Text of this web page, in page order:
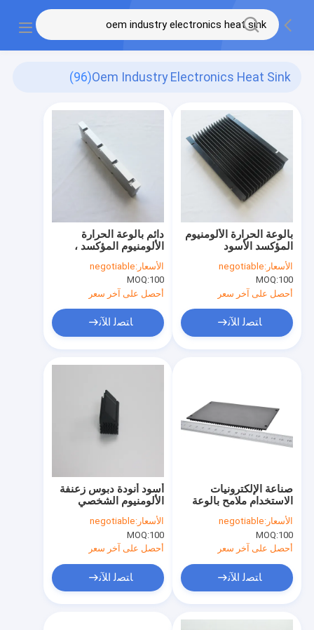
Oem Industry Electronics Heat Sink
(96)
دائم بالوعة الحرارة
الألومنيوم المؤكسد ،
بالوعة الحرارة الإلكترونية
الأسعار:negotiable
MOQ:100
أحصل على آخر سعر
ﺎﺘﺼﻟ ﺍﻶﻧ
بالوعة الحرارة الألومنيوم
المؤكسد الأسود
الأسعار:negotiable
MOQ:100
أحصل على آخر سعر
ﺎﺘﺼﻟ ﺍﻶﻧ
أسود أنودة دبوس زعنفة
الألومنيوم الشخصي
بالوعة الحرارة لصناعة
الإلكترونيات OEM
الأسعار:negotiable
MOQ:100
أحصل على آخر سعر
ﺎﺘﺼﻟ ﺍﻶﻧ
صناعة الإلكترونيات
الاستخدام ملامح بالوعة
بالقطع الألومنيوم
الأسعار:negotiable
MOQ:100
أحصل على آخر سعر
ﺎﺘﺼﻟ ﺍﻶﻧ